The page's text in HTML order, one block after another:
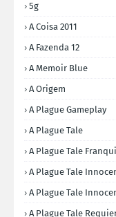
5g
A Coisa 2011
A Fazenda 12
A Memoir Blue
A Origem
A Plague Gameplay
A Plague Tale
A Plague Tale
A Plague Tale
A Plague Tale
A Plague Tale